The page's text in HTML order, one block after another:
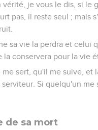
vérité, je vous le dis, si le
pas, il reste seul ; mais
sa vie la perdra et celui
la conservera pour la vie
me sert, qu'il me suive, et
serviteur. Si quelqu'un me
de sa mort